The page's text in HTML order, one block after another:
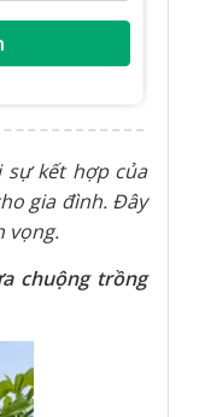
kết hợp của
gia đình. Đây
vọng.
chuộng trồng